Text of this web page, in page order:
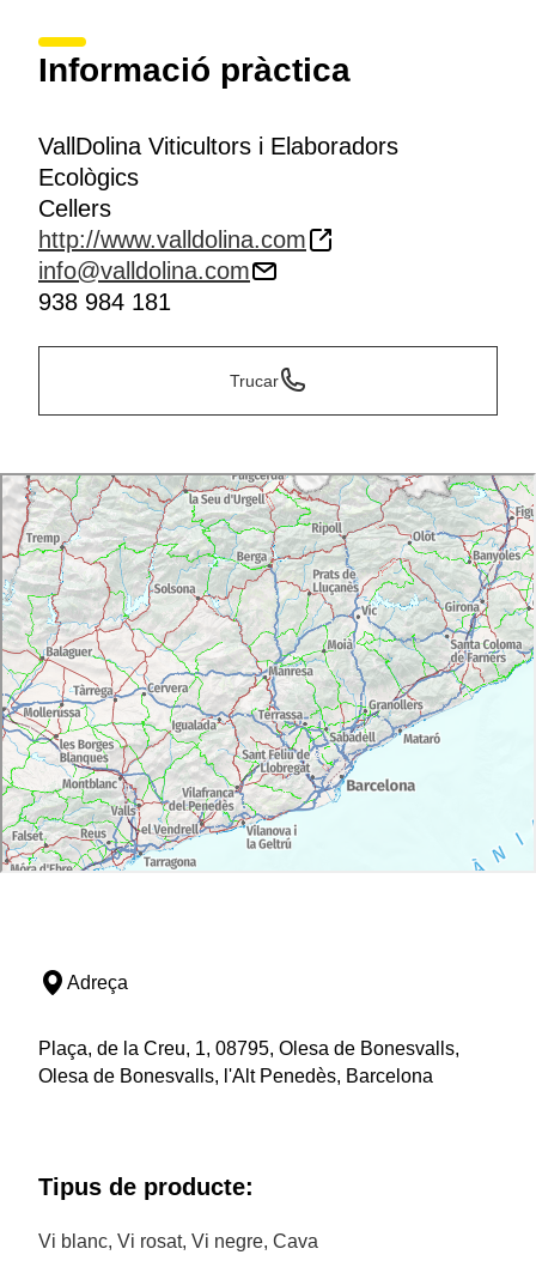
Informació pràctica
VallDolina Viticultors i Elaboradors
Ecològics
Cellers
http://www.valldolina.com
info@valldolina.com
938 984 181
Trucar
Adreça
Plaça, de la Creu, 1, 08795, Olesa de Bonesvalls,
Olesa de Bonesvalls, l'Alt Penedès, Barcelona
Tipus de producte:
Vi blanc, Vi rosat, Vi negre, Cava